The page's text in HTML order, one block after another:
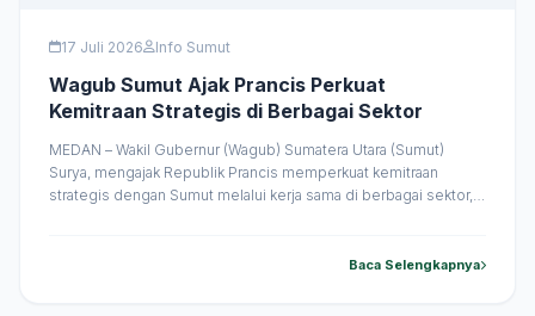
17 Juli 2026 Info Sumut
Wagub Sumut Ajak Prancis Perkuat
Kemitraan Strategis di Berbagai Sektor
MEDAN – Wakil Gubernur (Wagub) Sumatera Utara (Sumut)
Surya, mengajak Republik Prancis memperkuat kemitraan
strategis dengan Sumut melalui kerja sama di berbagai sektor,
akan mendorong pembangunan dan meningkatkanBaca Selengkapnya